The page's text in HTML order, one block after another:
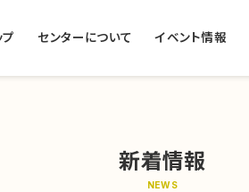
プ センターについて イベント情報
新着情報
NEWS